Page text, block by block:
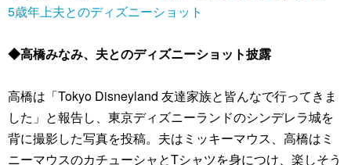
5歳年上夫とのディズニーショット
◆高橋みなみ、夫とのディズニーショット披露
高橋は「Tokyo Disneyland 友達家族と皆んなで行ってきま
した」と報告し、東京ディズニーランドのシンデレラ城を
背に撮影した写真を投稿。夫はミッキーマウス、高橋はミ
ニーマウスのカチューシャとTシャツを身につけ、楽しそう